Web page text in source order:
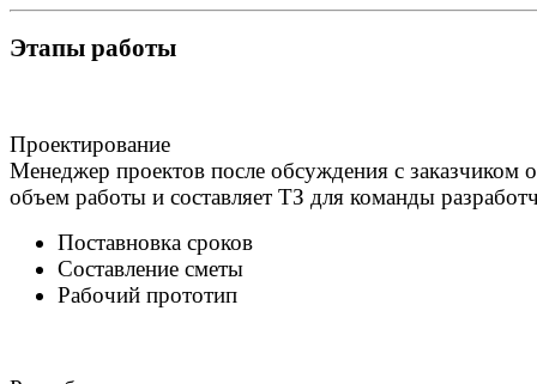
Этапы работы
Проектирование
Менеджер проектов после обсуждения с заказчиком
объем работы и составляет ТЗ для команды
Поставновка сроков
Составление сметы
Рабочий прототип